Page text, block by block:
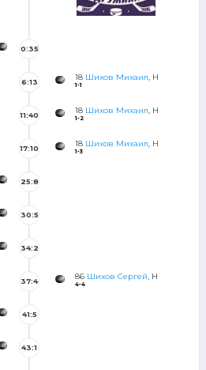
0:35
18 Шихов Михаил, Н
1-1
6:13
18 Шихов Михаил, Н
1-2
11:40
18 Шихов Михаил, Н
1-3
17:10
25:8
30:5
34:2
86 Шихов Сергей, Н
4-4
37:4
41:5
43:1